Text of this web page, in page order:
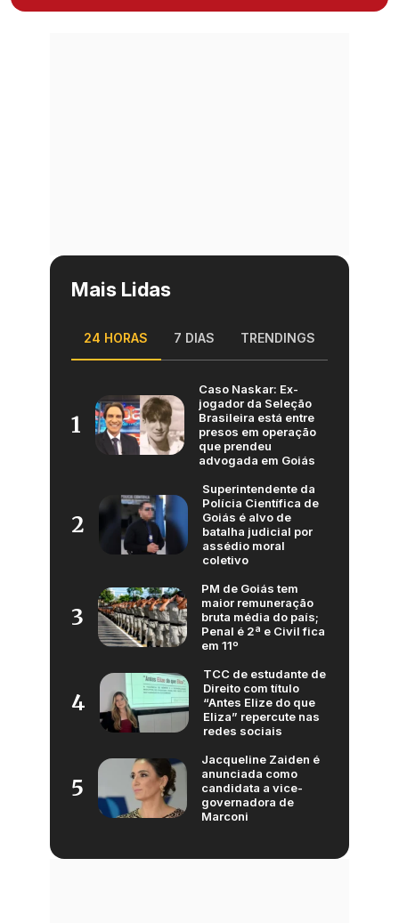
Mais Lidas
24 HORAS 7 DIAS TRENDINGS
1
Caso Naskar: Ex-
jogador da Seleção
Brasileira está entre
presos em operação
que prendeu
advogada em Goiás
2
Superintendente da
Polícia Científica de
Goiás é alvo de
batalha judicial por
assédio moral
coletivo
3
PM de Goiás tem
maior remuneração
bruta média do país;
Penal é 2ª e Civil fica
em 11º
4
TCC de estudante de
Direito com título
“Antes Elize do que
Eliza” repercute nas
redes sociais
5
Jacqueline Zaiden é
anunciada como
candidata a vice-
governadora de
Marconi